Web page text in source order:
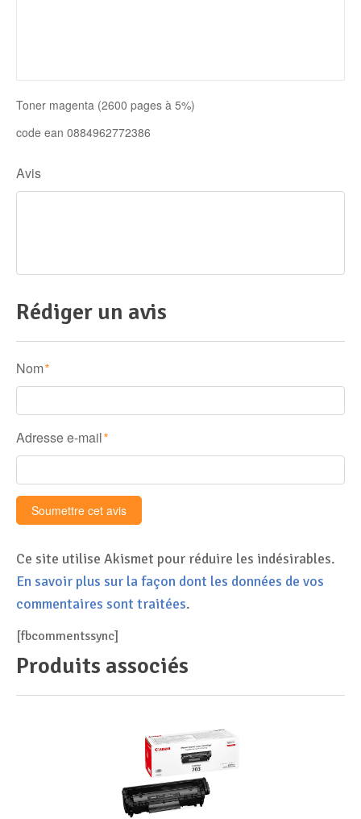
Toner magenta (2600 pages à 5%)
code ean 0884962772386
Avis
Rédiger un avis
Nom *
Adresse e-mail *
Ce site utilise Akismet pour réduire les indésirables.
En savoir plus sur la façon dont les données de vos
commentaires sont traitées.
[fbcommentssync]
Produits associés